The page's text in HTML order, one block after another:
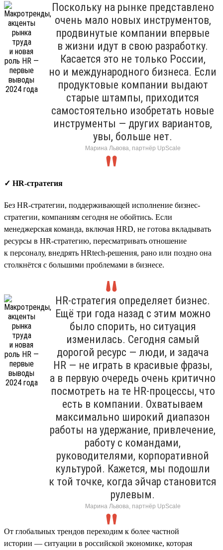
Поскольку на рынке представлено
очень мало новых инструментов,
продвинутые компании впервые
в жизни идут в свою разработку.
Касается это не только России,
но и международного бизнеса. Если
продуктовые компании выдают
старые штампы, приходится
самостоятельно изобретать новые
инструменты — других вариантов,
увы, больше нет.
Марина Львова, партнёр UpScale
✓ HR-стратегия
Без HR-стратегии, поддерживающей исполнение бизнес-
стратегии, компаниям сегодня не обойтись. Если
менеджерская команда, включая HRD, не готова вкладывать
ресурсы в HR-стратегию, пересматривать отношение
к персоналу, внедрять HRtech-решения, рано или поздно она
столкнётся с большими проблемами в бизнесе.
HR-стратегия определяет бизнес.
Ещё три года назад с этим можно
было спорить, но ситуация
изменилась. Сегодня самый
дорогой ресурс — люди, и задача
HR — не играть в красивые фразы,
а в первую очередь очень критично
посмотреть на те HR-процессы, что
есть в компании. Охватываем
максимально широкий диапазон
работы на удержание, привлечение,
работу с командами,
руководителями, корпоративной
культурой. Кажется, мы подошли
к той точке, когда эйчар становится
рулевым.
Марина Львова, партнёр UpScale
От глобальных трендов переходим к более частной
истории — ситуации в российской экономике, которая